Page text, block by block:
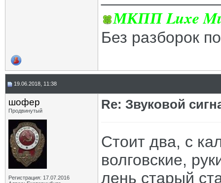
МКПП Luxe
Без разборок
19.06.2018, 11:38
шофер
Продвинутый
Регистрация: 17.07.2016
Re: Звуковой
Стоит два, с
волговские,
лень старый